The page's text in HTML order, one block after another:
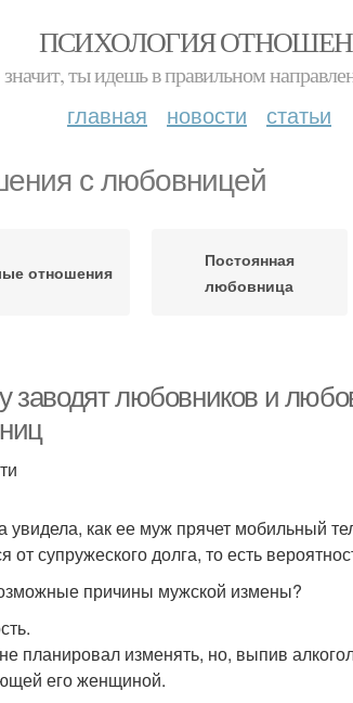
ПСИХОЛОГИЯ
значит, ты идешь в правильном
главная новости статьи
с любовницей
отношения
Постоянная
любовница
заводят любовников и
увидела, как ее муж прячет мобильный
от супружеского долга, то есть
причины мужской измены?
планировал изменять, но, выпив
его женщиной.